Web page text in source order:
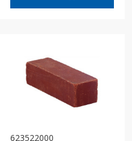
623522000